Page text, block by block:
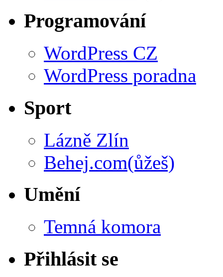
Programování
WordPress CZ
WordPress poradna
Sport
Lázně Zlín
Behej.com(ůžeš)
Umění
Temná komora
Přihlásit se